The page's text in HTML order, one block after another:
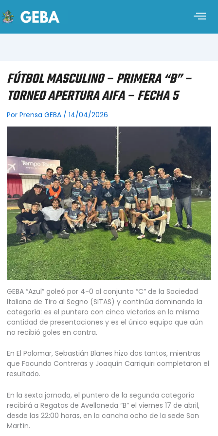
FÚTBOL MASCULINO – PRIMERA “B” –
TORNEO APERTURA AIFA – FECHA 5
Por Prensa GEBA / 14/04/2026
GEBA “Azul” goleó por 4-0 al conjunto “C” de la Sociedad
Italiana de Tiro al Segno (SITAS) y continúa dominando la
categoría: es el puntero con cinco victorias en la misma
cantidad de presentaciones y es el único equipo que aún
no recibió goles en contra.
En El Palomar, Sebastián Blanes hizo dos tantos, mientras
que Facundo Contreras y Joaquín Carriquiri completaron el
resultado.
En la sexta jornada, el puntero de la segunda categoría
recibirá a Regatas de Avellaneda “B” el viernes 17 de abril,
desde las 22:00 horas, en la cancha ocho de la sede San
Martín.